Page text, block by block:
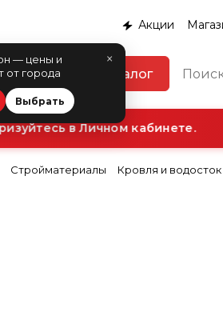
×
— цены и
от города
Выбрать
Акции
Каталог
в Личном кабинете.
Стройматериалы Кровля и водосток